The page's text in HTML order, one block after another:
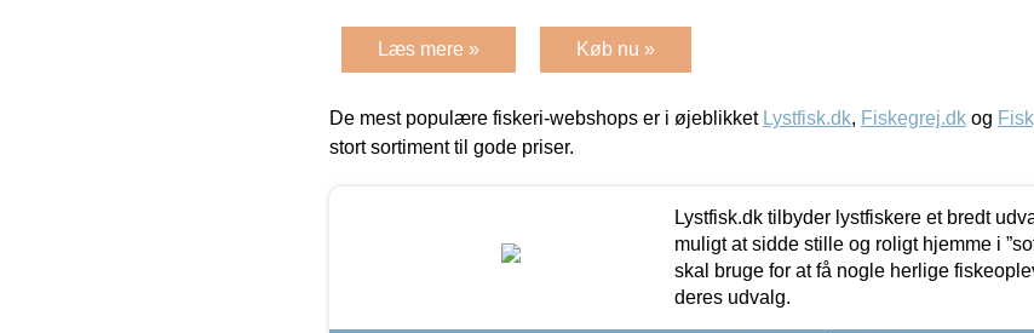
Læs mere » Køb nu »
De mest populære fiskeri-webshops er i øjeblikket Lystfisk.dk, Fiskegrej.dk og
stort sortiment til gode priser.
Lystfisk.dk tilbyder lystfiskere et bredt
muligt at sidde stille og roligt hjemme i
skal bruge for at få nogle herlige
deres udvalg.